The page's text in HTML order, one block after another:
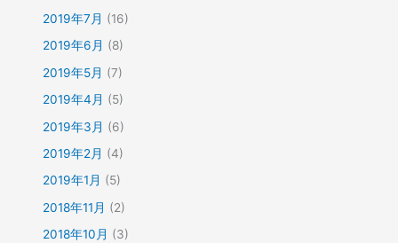
2019年7月 (16)
2019年6月 (8)
2019年5月 (7)
2019年4月 (5)
2019年3月 (6)
2019年2月 (4)
2019年1月 (5)
2018年11月 (2)
2018年10月 (3)